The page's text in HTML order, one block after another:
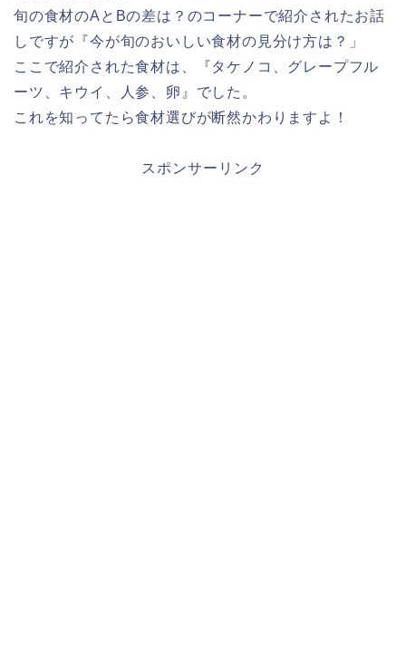
旬の食材のAとBの差は？のコーナーで紹介されたお話
しですが『今が旬のおいしい食材の見分け方は？」
ここで紹介された食材は、『タケノコ、グレープフル
ーツ、キウイ、人参、卵』でした。
これを知ってたら食材選びが断然かわりますよ！
スポンサーリンク